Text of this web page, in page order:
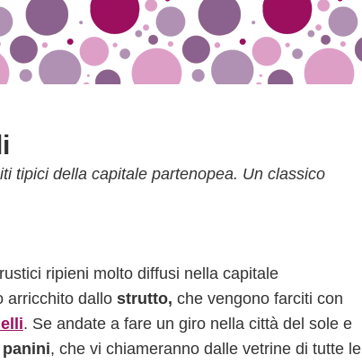
tipici della capitale partenopea. Un classico
ripieni molto diffusi nella capitale
arricchito dallo strutto, che vengono farciti con
. Se andate a fare un giro nella città del sole e
, che vi chiameranno dalle vetrine di tutte le